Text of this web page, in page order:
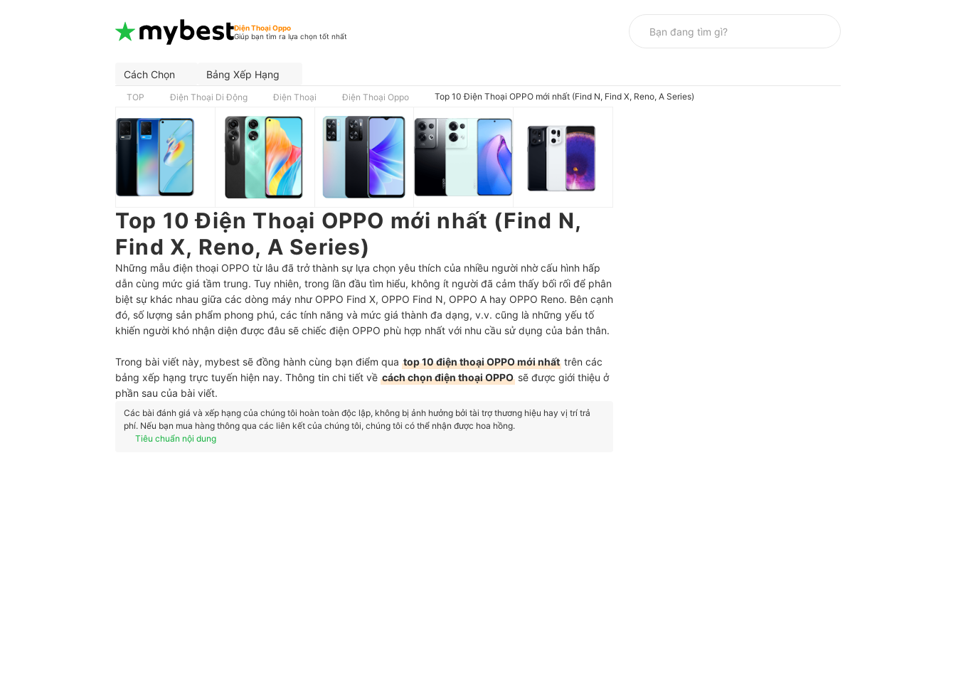
Điện Thoại Oppo
Giúp bạn tìm ra lựa chọn tốt nhất
Cách Chọn Bảng Xếp Hạng
TOP Điện Thoại Di Động Điện Thoại Điện Thoại Oppo Top 10 Điện Thoại OPPO mới nhất (Find N, Find X, Reno, A Series)
Top 10 Điện Thoại OPPO mới nhất (Find N,
Find X, Reno, A Series)
Những mẫu điện thoại OPPO từ lâu đã trở thành sự lựa chọn yêu thích của nhiều người nhờ cấu hình hấp
dẫn cùng mức giá tầm trung. Tuy nhiên, trong lần đầu tìm hiểu, không ít người đã cảm thấy bối rối để phân
biệt sự khác nhau giữa các dòng máy như OPPO Find X, OPPO Find N, OPPO A hay OPPO Reno. Bên cạnh
đó, số lượng sản phẩm phong phú, các tính năng và mức giá thành đa dạng, v.v. cũng là những yếu tố
khiến người khó nhận diện được đâu sẽ chiếc điện OPPO phù hợp nhất với nhu cầu sử dụng của bản thân.
Trong bài viết này, mybest sẽ đồng hành cùng bạn điểm qua top 10 điện thoại OPPO mới nhất trên các
bảng xếp hạng trực tuyến hiện nay. Thông tin chi tiết về cách chọn điện thoại OPPO sẽ được giới thiệu ở
phần sau của bài viết.
Các bài đánh giá và xếp hạng của chúng tôi hoàn toàn độc lập, không bị ảnh hưởng bởi tài trợ thương hiệu hay vị trí trả
phí. Nếu bạn mua hàng thông qua các liên kết của chúng tôi, chúng tôi có thể nhận được hoa hồng.
Tiêu chuẩn nội dung